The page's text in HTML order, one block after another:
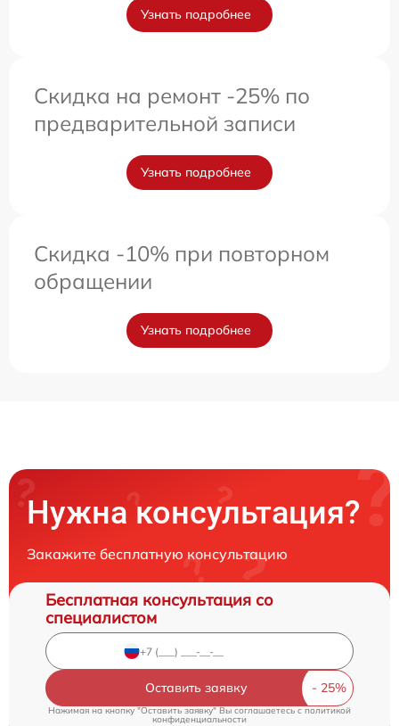
Узнать подробнее
Скидка на ремонт -25% по
предварительной записи
Узнать подробнее
Скидка -10% при повторном
обращении
Узнать подробнее
Нужна консультация?
Закажите бесплатную консультацию
Бесплатная консультация со
специалистом
Оставить заявку
Нажимая на кнопку "Оставить заявку" Вы соглашаетесь cполитикой
конфиденциальности